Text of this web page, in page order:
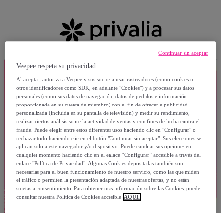
Veepee respeta su privacidad
Al aceptar, autoriza a Veepee y sus socios a usar rastreadores (como cookies u
otros identificadores como SDK, en adelante "Cookies") y a procesar sus datos
personales (como sus datos de navegación, datos de pedidos e información
proporcionada en su cuenta de miembro) con el fin de ofrecerle publicidad
personalizada (incluida en su pantalla de televisión) y medir su rendimiento,
realizar ciertos análisis sobre la actividad de ventas y con fines de lucha contra el
fraude. Puede elegir entre estos diferentes usos haciendo clic en "Configurar" o
rechazar todo haciendo clic en el botón "Continuar sin aceptar". Sus elecciones se
aplican solo a este navegador y/o dispositivo. Puede cambiar sus opciones en
cualquier momento haciendo clic en el enlace “Configurar” accesible a través del
enlace "Política de Privacidad". Algunas Cookies depositadas también son
necesarias para el buen funcionamiento de nuestro servicio, como las que miden
el tráfico o permiten la presentación adaptada de nuestras ofertas, y no están
sujetas a consentimiento. Para obtener más información sobre las Cookies, puede
consultar nuestra Política de Cookies accesible AQUÍ.
Continuar sin aceptar